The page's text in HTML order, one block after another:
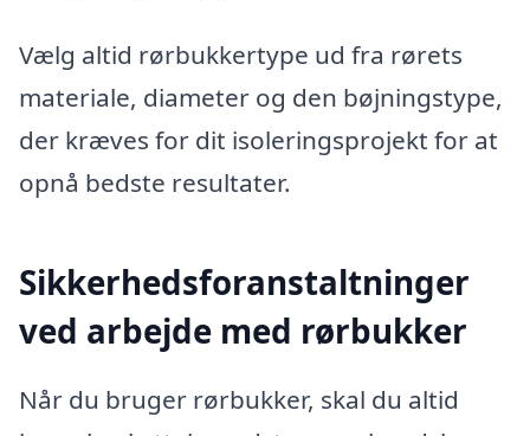
Vælg altid rørbukkertype ud fra rørets
materiale, diameter og den bøjningstype,
der kræves for dit isoleringsprojekt for at
opnå bedste resultater.
Sikkerhedsforanstaltninger
ved arbejde med rørbukker
Når du bruger rørbukker, skal du altid